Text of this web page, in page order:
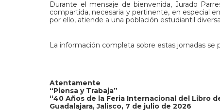
Durante el mensaje de bienvenida, Jurado
compartida, necesaria y pertinente, en especial
por ello, atiende a una población estudiantil
La información completa sobre estas jornadas
Atentamente
“Piensa y Trabaja”
“40 Años de la Feria Internacional del Libro
Guadalajara, Jalisco, 7 de julio de 2026